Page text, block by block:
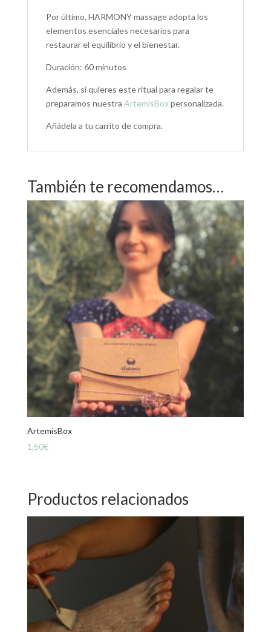
Por último, HARMONY massage adopta los
elementos esenciales necesarios para
restaurar el equilibrio y el bienestar.
Duración: 60 minutos
Además, si quieres este ritual para regalar te
preparamos nuestra ArtemisBoxpersonalizada.
Añádela a tu carrito de compra.
También te recomendamos…
ArtemisBox
1,50€
Productos relacionados